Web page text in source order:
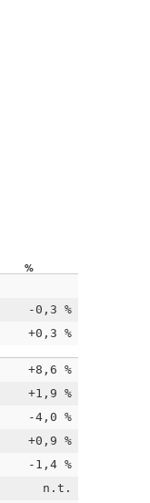
%
-0,3 %
+0,3 %
+8,6 %
+1,9 %
-4,0 %
+0,9 %
-1,4 %
n.t.